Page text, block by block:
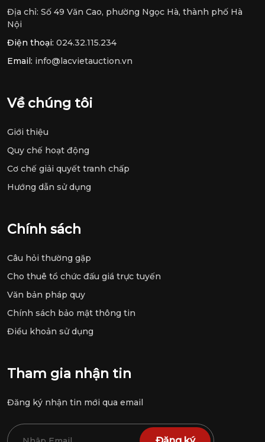
Địa chỉ: Số 49 Văn Cao, phường Ngọc Hà, thành phố Hà
Nội
Điện thoại: 024.32.115.234
Email: info@lacvietauction.vn
Về chúng tôi
Giới thiệu
Quy chế hoạt động
Cơ chế giải quyết tranh chấp
Hướng dẫn sử dụng
Chính sách
Câu hỏi thường gặp
Cho thuê tổ chức đấu giá trực tuyến
Văn bản pháp quy
Chính sách bảo mật thông tin
Điều khoản sử dụng
Tham gia nhận tin
Đăng ký nhận tin mới qua email